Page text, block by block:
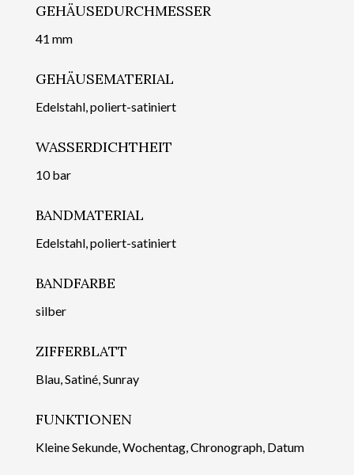
GEHÄUSEDURCHMESSER
41 mm
GEHÄUSEMATERIAL
Edelstahl, poliert-satiniert
WASSERDICHTHEIT
10 bar
BANDMATERIAL
Edelstahl, poliert-satiniert
BANDFARBE
silber
ZIFFERBLATT
Blau, Satiné, Sunray
FUNKTIONEN
Kleine Sekunde, Wochentag, Chronograph, Datum